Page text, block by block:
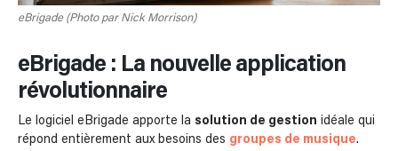
eBrigade (Photo par Nick Morrison)
eBrigade : La nouvelle application
révolutionnaire
Le logiciel eBrigade apporte la solution de gestion idéale qui
répond entièrement aux besoins des groupes de musique.